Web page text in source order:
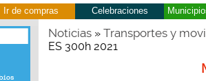
Ir de compras Celebraciones
Noticias» Transportes y
ES 300h 2021